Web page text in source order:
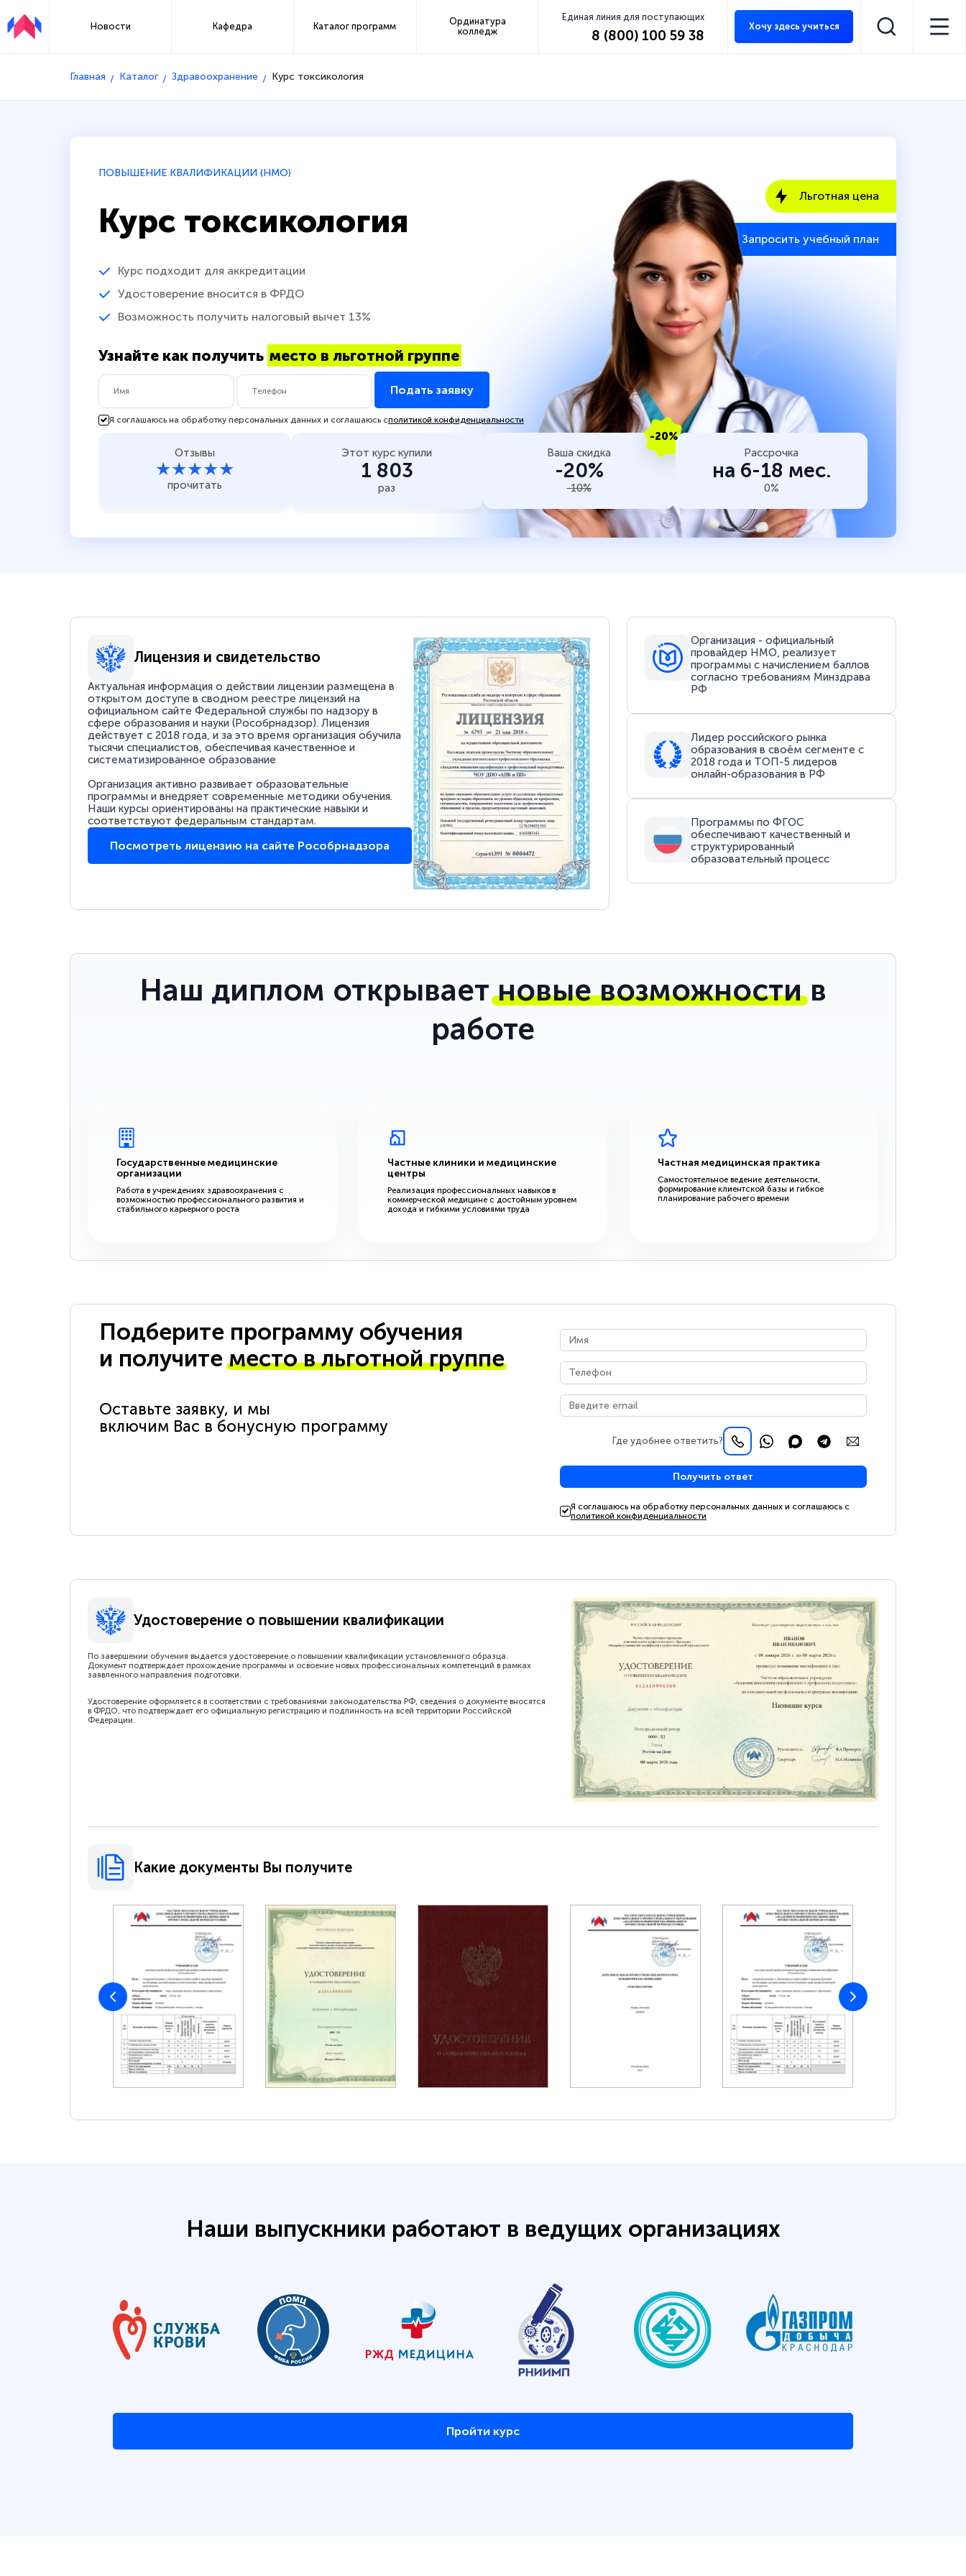
Новости Кафедра Каталог программ
Ординатура
колледж
Единая линия для поступающих
8 (800) 100 59 38
Хочу здесь учиться
Главная Каталог Здравоохранение Курс токсикология
ПОВЫШЕНИЕ КВАЛИФИКАЦИИ (НМО)
Курс токсикология
Курс подходит для аккредитации
Удостоверение вносится в ФРДО
Возможность получить налоговый вычет 13%
Узнайте как получить место в льготной группе
Подать заявку
Я соглашаюсь на обработку персональных данных и соглашаюсь сполитикой конфиденциальности
Льготная цена
Запросить учебный план
Отзывы
★★★★★
прочитать
Этот курс купили
1 803
раз
-20%
Ваша скидка
-20%
-10%
Рассрочка
на 6-18 мес.
0%
Лицензия и свидетельство
Актуальная информация о действии лицензии размещена в
открытом доступе в сводном реестре лицензий на
официальном сайте Федеральной службы по надзору в
сфере образования и науки (Рособрнадзор). Лицензия
действует с 2018 года, и за это время организация обучила
тысячи специалистов, обеспечивая качественное и
систематизированное образование
Организация активно развивает образовательные
программы и внедряет современные методики обучения.
Наши курсы ориентированы на практические навыки и
соответствуют федеральным стандартам.
Посмотреть лицензию на сайте Рособрнадзора
Организация - официальный
провайдер НМО, реализует
программы с начислением баллов
согласно требованиям Минздрава
РФ
Лидер российского рынка
образования в своём сегменте с
2018 года и ТОП-5 лидеров
онлайн-образования в РФ
Программы по ФГОС
обеспечивают качественный и
структурированный
образовательный процесс
Наш диплом открываетновые возможностив
работе
Государственные медицинские
организации
Работа в учреждениях здравоохранения с
возможностью профессионального развития и
стабильного карьерного роста
Частные клиники и медицинские
центры
Реализация профессиональных навыков в
коммерческой медицине с достойным уровнем
дохода и гибкими условиями труда
Частная медицинская практика
Самостоятельное ведение деятельности,
формирование клиентской базы и гибкое
планирование рабочего времени
Подберите программу обучения
и получитеместо в льготной группе
Оставьте заявку, и мы
включим Вас в бонусную программу
Где удобнее ответить?
Получить ответ
Я соглашаюсь на обработку персональных данных и соглашаюсь с
политикой конфиденциальности
Удостоверение о повышении квалификации
По завершении обучения выдается удостоверение о повышении квалификации установленного образца.
Документ подтверждает прохождение программы и освоение новых профессиональных компетенций в рамках
заявленного направления подготовки.
Удостоверение оформляется в соответствии с требованиями законодательства РФ, сведения о документе вносятся
в ФРДО, что подтверждает его официальную регистрацию и подлинность на всей территории Российской
Федерации.
Какие документы Вы получите
Наши выпускники работают в ведущих организациях
Пройти курс